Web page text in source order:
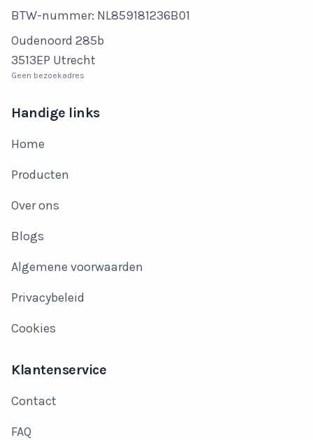
Btw-nummer
BTW-nummer: NL859181236B01
Adres
Oudenoord 285b
3513EP Utrecht
Geen bezoekadres
Handige links
Home
Producten
Over ons
Blogs
Algemene voorwaarden
Privacybeleid
Cookies
Klantenservice
Contact
FAQ